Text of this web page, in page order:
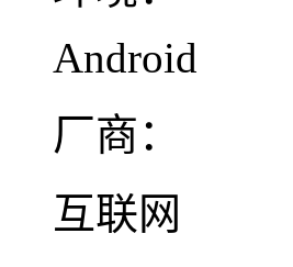
Android
厂商：
互联网